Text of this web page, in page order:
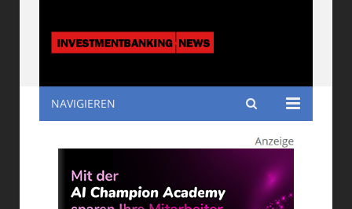
Investmentbanking
NAVIGIEREN